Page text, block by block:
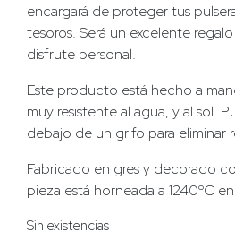
encargará de proteger tus
tesoros. Será un excelente
disfrute personal.
Este producto está hecho a
muy resistente al agua, y al sol.
debajo de un grifo para eliminar
Fabricado en gres y decorado
pieza está horneada a 1240ºC
Sin existencias